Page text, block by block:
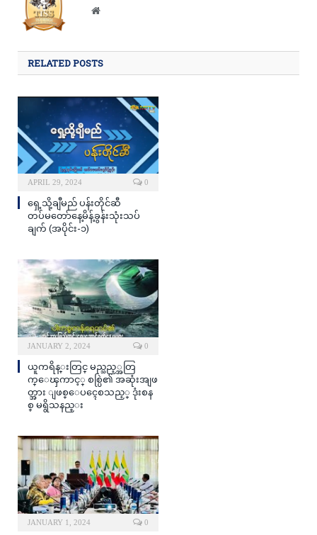
Website
RELATED POSTS
APRIL 29, 2024 0
ရှေ့သို့ချီမည် ပန်းတိုင်ဆီ
တပ်မတော်နေ့မိန့်ခွန်းသုံးသပ်
ချက် (အပိုင်း-၁)
JANUARY 2, 2024 0
ယူကရိန္းတြင္ မည္သည့္အတြ
က္ေၾကာင့္ စစ္ပြဲ၏ အဆုံးအျဖ
တ္အား ျဖစ္ေပၚေစသည့္ ဒုံးစန
စ္ မရွိသနည္း
JANUARY 1, 2024 0